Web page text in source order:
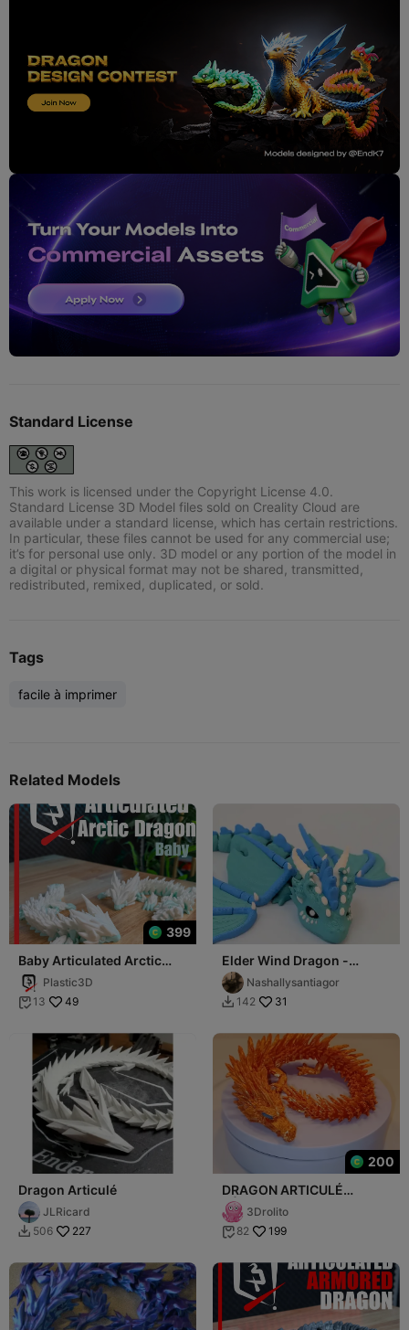
Standard License
This work is licensed under the Copyright License 4.0.
Standard License 3D Model files sold on Creality Cloud are
available under a standard license, which has certain restrictions.
In particular, these files cannot be used for any commercial use;
it’s for personal use only. 3D model or any portion of the model in
a digital or physical format may not be shared, transmitted,
redistributed, remixed, duplicated, or sold.
Tags
facile à imprimer
Related Models
399
Baby Articulated Arctic
DragonPlastic3D
 13 49
Elder Wind Dragon -
Articulated Dragon Figure
Nashallysantiagor
 142 31
Dragon Articulé
JLRicard
 506 227
200
DRAGON ARTICULÉ
RÉALISTE
3Drolito
 82 199